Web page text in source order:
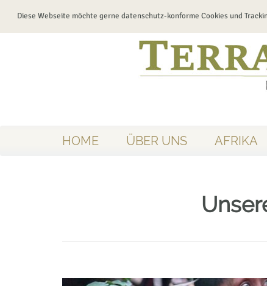
HOME ÜBER UNS AFRIKA
Diese Webseite möchte gerne datenschutz-konforme Cookies und